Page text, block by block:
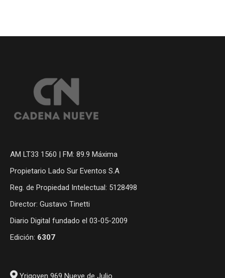
AM LT33 1560 | FM: 89.9 Máxima
Propietario Lado Sur Eventos S.A
Reg. de Propiedad Intelectual: 5128498
Director: Gustavo Tinetti
Diario Digital fundado el 03-05-2009
Edición: 6307
Yrigoyen 969 Nueve de Julio